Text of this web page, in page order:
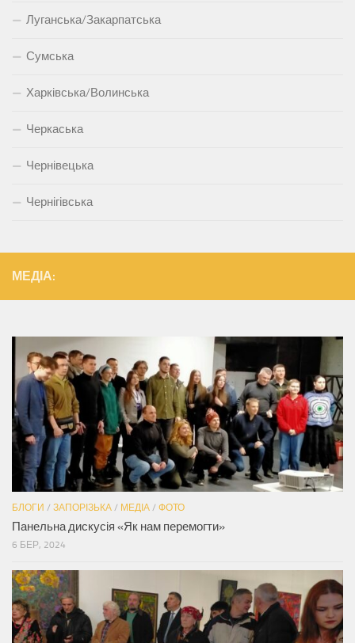
Луганська/Закарпатська
Сумська
Харківська/Волинська
Черкаська
Чернівецька
Чернігівська
МЕДІА:
БЛОГИ / ЗАПОРІЗЬКА / МЕДІА / ФОТО
Панельна дискусія «Як нам перемогти»
6 БЕР, 2024